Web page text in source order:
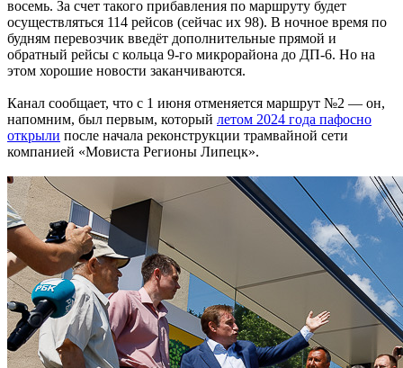
восемь. За счет такого прибавления по маршруту будет
осуществляться 114 рейсов (сейчас их 98). В ночное время по
будням перевозчик введёт дополнительные прямой и
обратный рейсы с кольца 9-го микрорайона до ДП-6. Но на
этом хорошие новости заканчиваются.
Канал сообщает, что с 1 июня отменяется маршрут №2 — он,
напомним, был первым, который летом 2024 года пафосно
открыли после начала реконструкции трамвайной сети
компанией «Мовиста Регионы Липецк».